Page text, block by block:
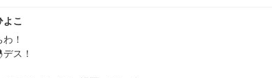
よこ
！
デス！